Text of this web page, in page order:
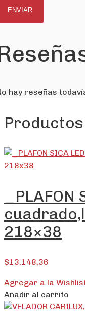
hay reseñas
_PLAFON
218×38
$13.148,36
Agregar a la
Añadir al carrito